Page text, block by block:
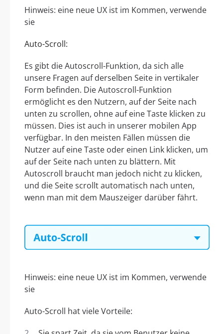
Hinweis: eine neue UX ist im Kommen, verwende
sie
Auto-Scroll:
Es gibt die Autoscroll-Funktion, da sich alle
unsere Fragen auf derselben Seite in vertikaler
Form befinden. Die Autoscroll-Funktion
ermöglicht es den Nutzern, auf der Seite nach
unten zu scrollen, ohne auf eine Taste klicken zu
müssen. Dies ist auch in unserer mobilen App
verfügbar. In den meisten Fällen müssen die
Nutzer auf eine Taste oder einen Link klicken, um
auf der Seite nach unten zu blättern. Mit
Autoscroll braucht man jedoch nicht zu klicken,
und die Seite scrollt automatisch nach unten,
wenn man mit dem Mauszeiger darüber fährt.
Hinweis: eine neue UX ist im Kommen, verwende
sie
Auto-Scroll hat viele Vorteile: